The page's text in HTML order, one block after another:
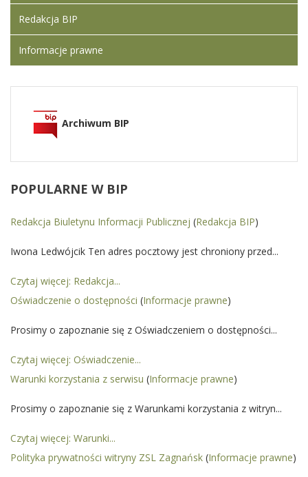
Redakcja BIP
Informacje prawne
Archiwum BIP
POPULARNE W BIP
Redakcja Biuletynu Informacji Publicznej (Redakcja BIP)
Iwona Ledwójcik Ten adres pocztowy jest chroniony przed...
Czytaj więcej: Redakcja...
Oświadczenie o dostępności (Informacje prawne)
Prosimy o zapoznanie się z Oświadczeniem o dostępności...
Czytaj więcej: Oświadczenie...
Warunki korzystania z serwisu (Informacje prawne)
Prosimy o zapoznanie się z Warunkami korzystania z witryn...
Czytaj więcej: Warunki...
Polityka prywatności witryny ZSL Zagnańsk (Informacje prawne)